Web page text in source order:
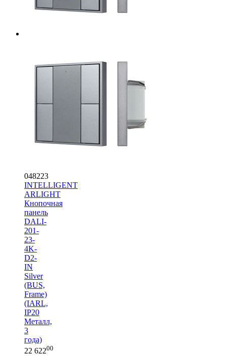
048223
INTELLIGENT
ARLIGHT
Кнопочная
панель
DALI-
201-
23-
4K-
D2-
IN
Silver
(BUS,
Frame)
(IARL,
IP20
Металл,
3
года)
22 62200